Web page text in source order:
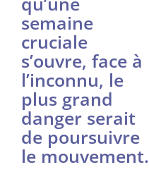
semaine
cruciale
s’ouvre, face à
l’inconnu, le
plus grand
danger serait
de poursuivre
le mouvement.